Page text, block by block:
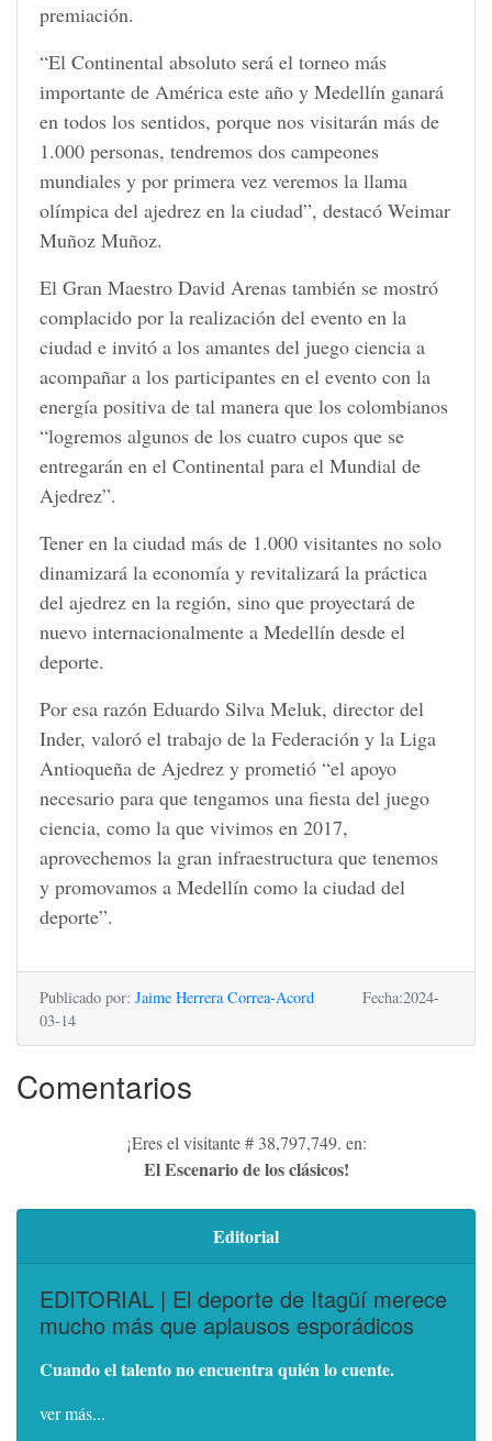
premiación.
“El Continental absoluto será el torneo más
importante de América este año y Medellín ganará
en todos los sentidos, porque nos visitarán más de
1.000 personas, tendremos dos campeones
mundiales y por primera vez veremos la llama
olímpica del ajedrez en la ciudad”, destacó Weimar
Muñoz Muñoz.
El Gran Maestro David Arenas también se mostró
complacido por la realización del evento en la
ciudad e invitó a los amantes del juego ciencia a
acompañar a los participantes en el evento con la
energía positiva de tal manera que los colombianos
“logremos algunos de los cuatro cupos que se
entregarán en el Continental para el Mundial de
Ajedrez”.
Tener en la ciudad más de 1.000 visitantes no solo
dinamizará la economía y revitalizará la práctica
del ajedrez en la región, sino que proyectará de
nuevo internacionalmente a Medellín desde el
deporte.
Por esa razón Eduardo Silva Meluk, director del
Inder, valoró el trabajo de la Federación y la Liga
Antioqueña de Ajedrez y prometió “el apoyo
necesario para que tengamos una fiesta del juego
ciencia, como la que vivimos en 2017,
aprovechemos la gran infraestructura que tenemos
y promovamos a Medellín como la ciudad del
deporte”.
Publicado por: Jaime Herrera Correa-Acord Fecha:2024-
03-14
Comentarios
¡Eres el visitante # 38,797,749. en:
El Escenario de los clásicos!
Editorial
EDITORIAL | El deporte de Itagüí merece
mucho más que aplausos esporádicos
Cuando el talento no encuentra quién lo cuente.
ver más...